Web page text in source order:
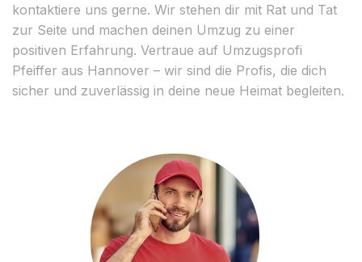
kontaktiere uns gerne. Wir stehen dir mit Rat und Tat
zur Seite und machen deinen Umzug zu einer
positiven Erfahrung. Vertraue auf Umzugsprofi
Pfeiffer aus Hannover – wir sind die Profis, die dich
sicher und zuverlässig in deine neue Heimat begleiten.